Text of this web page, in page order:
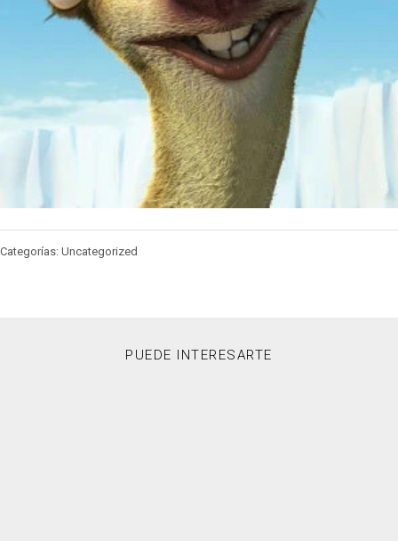
Categorías: Uncategorized
PUEDE INTERESARTE